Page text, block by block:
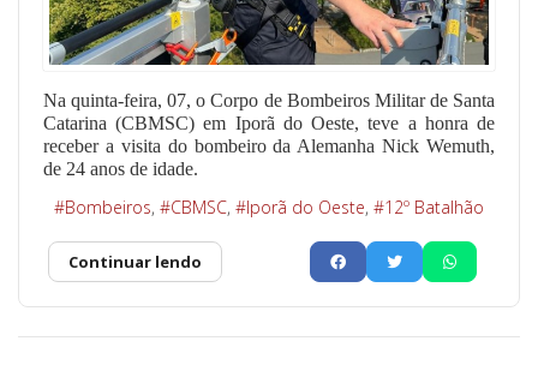
Na quinta-feira, 07, o Corpo de Bombeiros Militar de Santa
Catarina (CBMSC) em Iporã do Oeste, teve a honra de
receber a visita do bombeiro da Alemanha Nick Wemuth,
de 24 anos de idade.
Bombeiros CBMSC Iporã do Oeste 12º Batalhão
Continuar lendo